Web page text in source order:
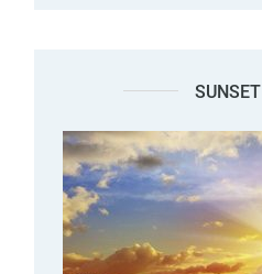
SUNSET